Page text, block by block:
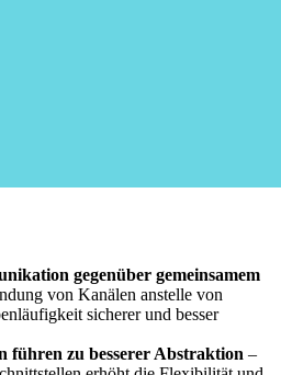
gegenüber gemeinsamem
von Kanälen anstelle von
sicherer und besser
führen zu besserer Abstraktion –